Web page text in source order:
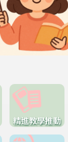
精進教學推動